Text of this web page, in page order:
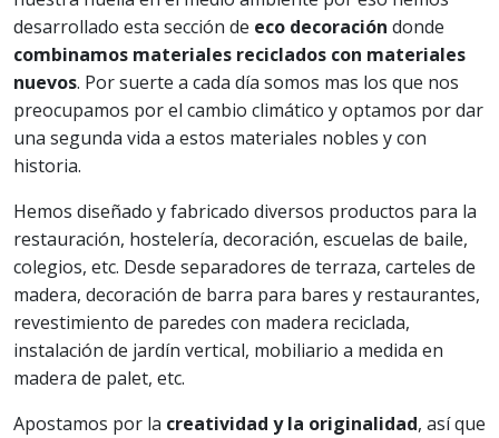
desarrollado esta sección de eco decoración donde
combinamos materiales reciclados con materiales
nuevos. Por suerte a cada día somos mas los que nos
preocupamos por el cambio climático y optamos por dar
una segunda vida a estos materiales nobles y con
historia.
Hemos diseñado y fabricado diversos productos para la
restauración, hostelería, decoración, escuelas de baile,
colegios, etc. Desde separadores de terraza, carteles de
madera, decoración de barra para bares y restaurantes,
revestimiento de paredes con madera reciclada,
instalación de jardín vertical, mobiliario a medida en
madera de palet, etc.
Apostamos por la creatividad y la originalidad, así que